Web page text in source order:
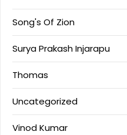
Song's Of Zion
Surya Prakash Injarapu
Thomas
Uncategorized
Vinod Kumar